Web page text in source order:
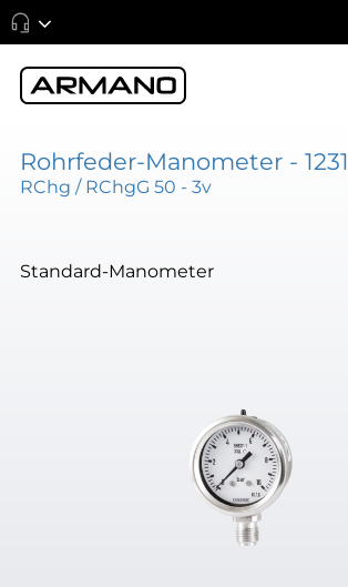
Rohrfeder-Manometer - 1231
RChg / RChgG 50 - 3v
Standard-Manometer